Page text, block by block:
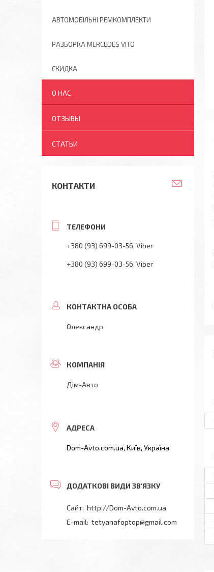
АВТОМОБІЛЬНІ РЕМКОМПЛЕКТИ
РАЗБОРКА MERCEDES VITO
СКИДКА
О НАС
ОТЗЫВЫ
СТАТЬИ
КОНТАКТИ
+380 (93) 699-03-56 Viber
+380 (93) 699-03-56 Viber
Олександр
Дім-Авто
Dom-Avto.com.ua, Київ, Україна
http://Dom-Avto.com.ua
tetyanafoptop@gmail.com